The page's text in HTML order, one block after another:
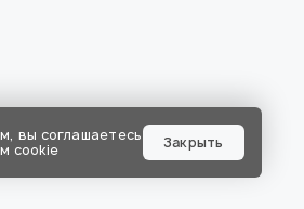
вы соглашаетесь
cookie
Закрыть